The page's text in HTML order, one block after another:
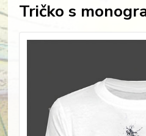
Tričko s